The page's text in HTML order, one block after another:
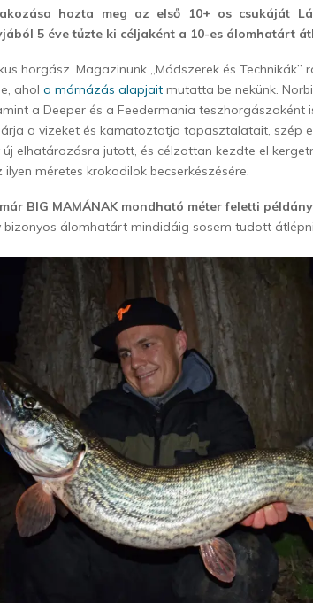
hozta meg az első 10+ os csukáját
5 éve tűzte ki céljaként a 10-es álomhatárt
horgász. Magazinunk „Módszerek és Technikák”
ahola márnázás alapjait mutatta be nekünk.
a Deeper és a Feedermania teszhorgászaként
a vizeket és kamatoztatja tapasztalatait, szép
elhatározásra jutott, és célzottan kezdte el
méretes krokodilok becserkészésére.
BIG MAMÁNAK mondható méter feletti
bizonyos álomhatárt mindidáig sosem tudott